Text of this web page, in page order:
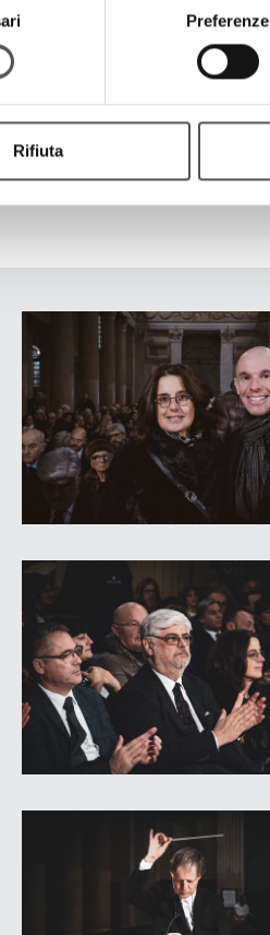
Preferenze
Rifiuta
violoncello, archi e cembalo
e spiccato – Allegro”
orchestra d’archi